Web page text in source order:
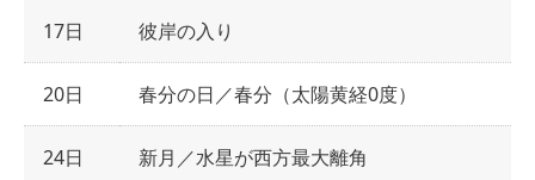
17日 彼岸の入り
20日 春分の日／春分（太陽黄経0度）
24日 新月／水星が西方最大離角